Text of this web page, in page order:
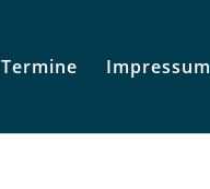
Termine Impressum